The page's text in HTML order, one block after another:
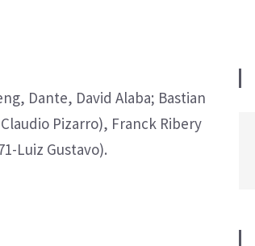
Dante, David Alaba; Bastian
Pizarro), Franck Ribery
Luiz Gustavo).